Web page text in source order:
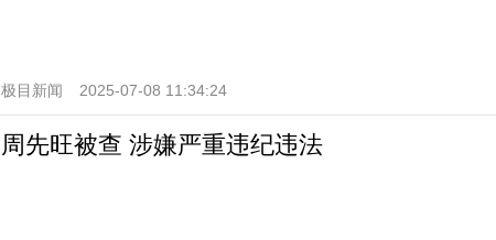
极目新闻 2025-07-08 11:34:24
周先旺被查 涉嫌严重违纪违法